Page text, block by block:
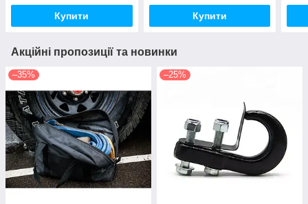
Купити Купити
Акційні пропозиції та новинки
–35% –25%